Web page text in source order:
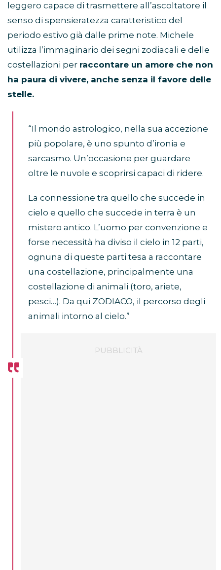
leggero capace di trasmettere all’ascoltatore il
senso di spensieratezza caratteristico del
periodo estivo già dalle prime note. Michele
utilizza l’immaginario dei segni zodiacali e delle
costellazioni per raccontare un amore che non
ha paura di vivere, anche senza il favore delle
stelle.
“Il mondo astrologico, nella sua accezione
più popolare, è uno spunto d’ironia e
sarcasmo. Un’occasione per guardare
oltre le nuvole e scoprirsi capaci di ridere.
La connessione tra quello che succede in
cielo e quello che succede in terra è un
mistero antico. L’uomo per convenzione e
forse necessità ha diviso il cielo in 12 parti,
ognuna di queste parti tesa a raccontare
una costellazione, principalmente una
costellazione di animali (toro, ariete,
pesci…). Da qui ZODIACO, il percorso degli
animali intorno al cielo.”